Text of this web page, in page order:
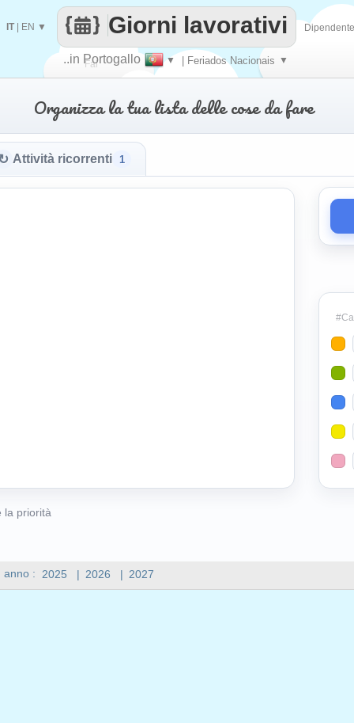
Fai
contare
..in Portogallo ▼ | Feriados Nacionais ▼
Giorni lavorativi
IT| EN ▼
anno : 2025 | 2026 | 2027
Organizza la tua lista delle cose da fare
Attività ricorrenti 1
la priorità